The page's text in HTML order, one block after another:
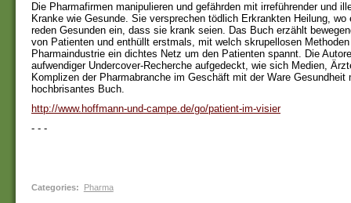
Die Pharmafirmen manipulieren und gefährden mit irreführender und
Kranke wie Gesunde. Sie versprechen tödlich Erkrankten Heilung,
reden Gesunden ein, dass sie krank seien. Das Buch erzählt
von Patienten und enthüllt erstmals, mit welch skrupellosen
Pharmaindustrie ein dichtes Netz um den Patienten spannt. Die
aufwendiger Undercover-Recherche aufgedeckt, wie sich Medien,
Komplizen der Pharmabranche im Geschäft mit der Ware Gesundheit
hochbrisantes Buch.
http://www.hoffmann-und-campe.de/go/patient-im-visier
- - -
Categories: Pharma